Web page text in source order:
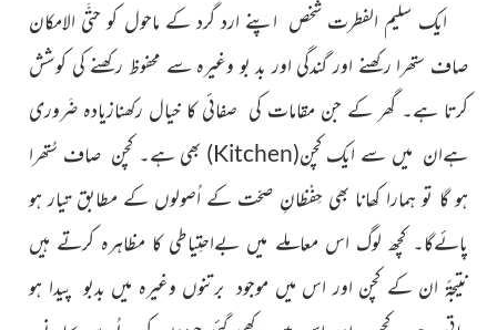
ایک سلیم الفطرت شخص اپنے ارد گرد کے ماحول کو حتَّی الامکان
صاف ستھرا رکھنے اور گندگی اور بد بو وغیرہ سے محفوظ رکھنے کی کوشش
کرتا ہے۔ گھر کے جن مقامات کی صفائی کا خیال رکھنازیادہ ضَروری
ہےان میں سے ایک کچن(
Kitchen
) بھی ہے۔ کچن صاف سُتھرا
ہو گا تو ہمارا کھانا بھی حِفْظانِ صحّت کے اُصولوں کے مطابق تیار ہو
پائےگا۔ کچھ لوگ اس معاملے میں بےاحتِیاطی کا مظاہرہ کرتے ہیں
نتیجۃً ان کے کچن اور اس میں موجود برتنوں وغیرہ میں بدبو پیدا ہو